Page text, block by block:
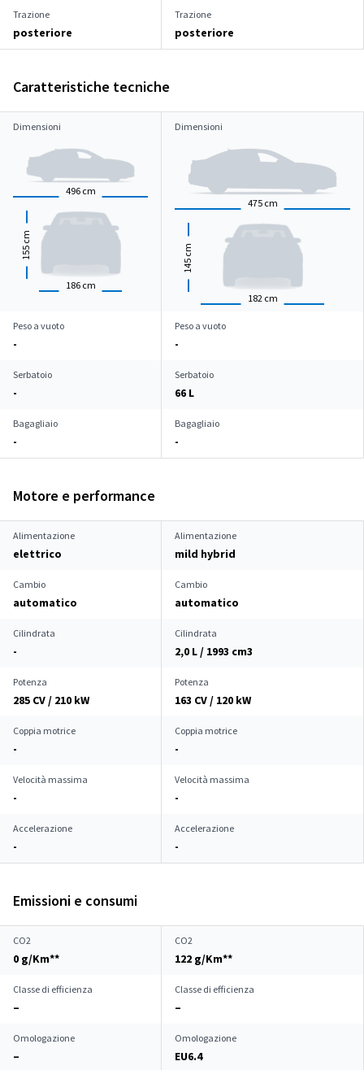
Trazione
posteriore
Trazione
posteriore
Caratteristiche tecniche
Dimensioni
496 cm
186 cm
155
cm
Dimensioni
475 cm
182 cm
145
cm
Peso a vuoto
-
Peso a vuoto
-
Serbatoio
-
Serbatoio
66 L
Bagagliaio
-
Bagagliaio
-
Motore e performance
Alimentazione
elettrico
Alimentazione
mild hybrid
Cambio
automatico
Cambio
automatico
Cilindrata
-
Cilindrata
2,0 L / 1993 cm3
Potenza
285 CV / 210 kW
Potenza
163 CV / 120 kW
Coppia motrice
-
Coppia motrice
-
Velocità massima
-
Velocità massima
-
Accelerazione
-
Accelerazione
-
Emissioni e consumi
CO2
0 g/Km**
CO2
122 g/Km**
Classe di efficienza
–
Classe di efficienza
–
Omologazione
–
Omologazione
EU6.4